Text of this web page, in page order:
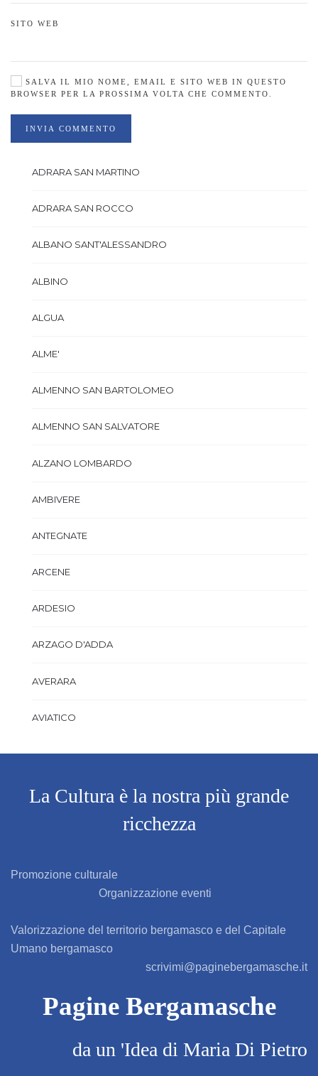
SITO WEB
SALVA IL MIO NOME, EMAIL E SITO WEB IN QUESTO
BROWSER PER LA PROSSIMA VOLTA CHE COMMENTO.
INVIA COMMENTO
ADRARA SAN MARTINO
ADRARA SAN ROCCO
ALBANO SANT'ALESSANDRO
ALBINO
ALGUA
ALME'
ALMENNO SAN BARTOLOMEO
ALMENNO SAN SALVATORE
ALZANO LOMBARDO
AMBIVERE
ANTEGNATE
ARCENE
ARDESIO
ARZAGO D'ADDA
AVERARA
AVIATICO
AZZANO SAN PAOLO
AZZONE
BARIANO
BEDULITA
BERBENNO
La Cultura è la nostra più grande
ricchezza
Promozione culturale
Organizzazione eventi
Valorizzazione del territorio bergamasco e del Capitale
Umano bergamasco
scrivimi@paginebergamasche.it
Pagine Bergamasche
da un 'Idea di Maria Di Pietro